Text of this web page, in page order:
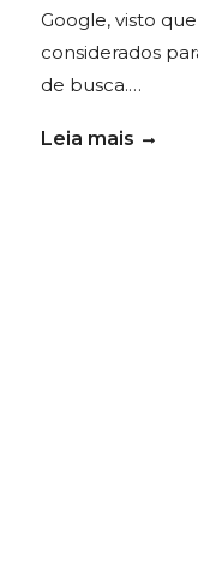
Google, visto
considerados
de busca.…
Leia mais